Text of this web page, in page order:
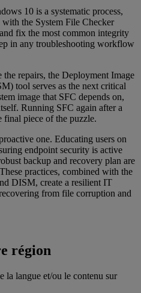
10 is a systematic process,
the System File Checker
fix the most common integrity
in any troubleshooting workflow
repairs, the Deployment Image
tool serves as the next critical
image that SFC depends on,
Running SFC again after a
final piece of the puzzle.
one. Educating users on
endpoint security is active
backup and recovery plan are
practices, combined with the
DISM, create a resilient IT
from file corruption and
région
la langue et/ou le contenu sur